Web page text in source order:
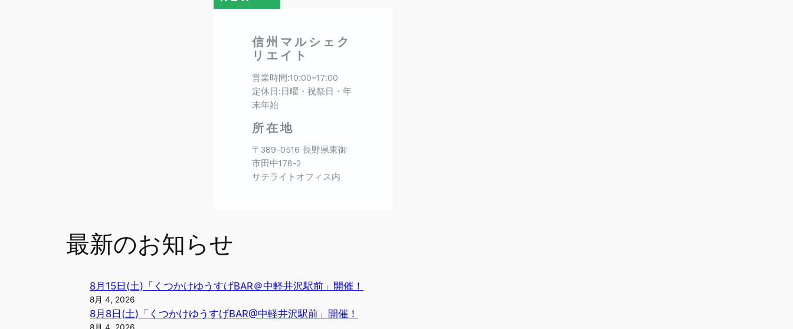
信州マルシェク
リエイト
営業時間:10:00~17:00
定休日:日曜・祝祭日・年
末年始
所在地
〒389-0516 長野県東御
市田中178-2
サテライトオフィス内
最新のお知らせ
8月15日(土)「くつかけゆうすげBAR＠中軽井沢駅前」開催！
8月 4, 2026
8月8日(土)「くつかけゆうすげBAR@中軽井沢駅前」開催！